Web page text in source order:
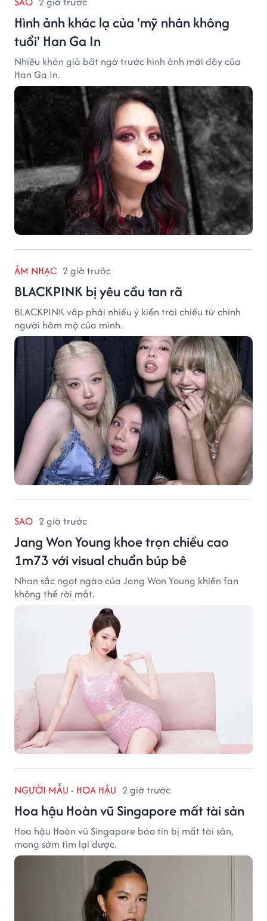
Hình ảnh khác lạ của 'mỹ nhân không
tuổi' Han Ga In
Nhiều khán giả bất ngờ trước hình ảnh mới đây của
Han Ga In.
ÂM NHẠC 2 giờ trước
BLACKPINK bị yêu cầu tan rã
BLACKPINK vấp phải nhiều ý kiến trái chiều từ chính
người hâm mộ của mình.
SAO 2 giờ trước
Jang Won Young khoe trọn chiều cao
1m73 với visual chuẩn búp bê
Nhan sắc ngọt ngào của Jang Won Young khiến fan
không thể rời mắt.
NGƯỜI MẪU - HOA HẬU 2 giờ trước
Hoa hậu Hoàn vũ Singapore mất tài sản
Hoa hậu Hoàn vũ Singapore báo tin bị mất tài sản,
mong sớm tìm lại được.